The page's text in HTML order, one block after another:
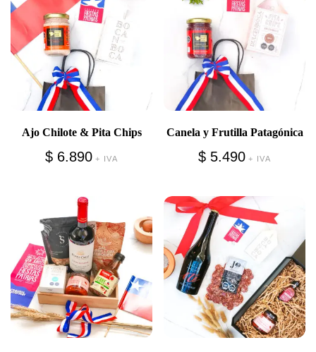
Ajo Chilote & Pita Chips
$ 6.890 + IVA
Canela y Frutilla Patagónica
$ 5.490 + IVA